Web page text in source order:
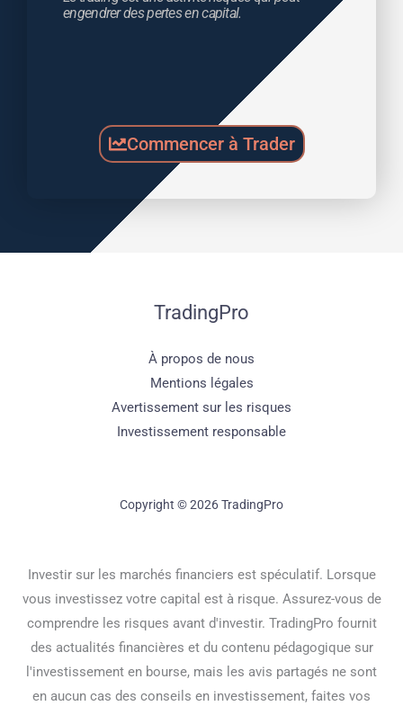
engendrer des pertes en capital.
Commencer à Trader
TradingPro
À propos de nous
Mentions légales
Avertissement sur les risques
Investissement responsable
Copyright © 2026 TradingPro
Investir sur les marchés financiers est spéculatif. Lorsque
vous investissez votre capital est à risque. Assurez-vous de
comprendre les risques avant d'investir. TradingPro fournit
des actualités financières et du contenu pédagogique sur
l'investissement en bourse, mais les avis partagés ne sont
en aucun cas des conseils en investissement, faites vos